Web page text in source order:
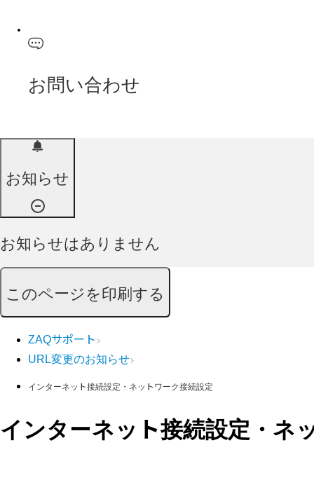
お問い合わせ
お知らせ
お知らせはありません
このページを印刷する
ZAQサポート
URL変更のお知らせ
インターネット接続設定・ネットワーク接続設定
インターネット接続設定・ネ